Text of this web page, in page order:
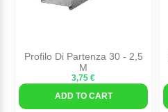
Profilo Di Partenza 30 - 2,5
M
3,75 €
ADD TO CART